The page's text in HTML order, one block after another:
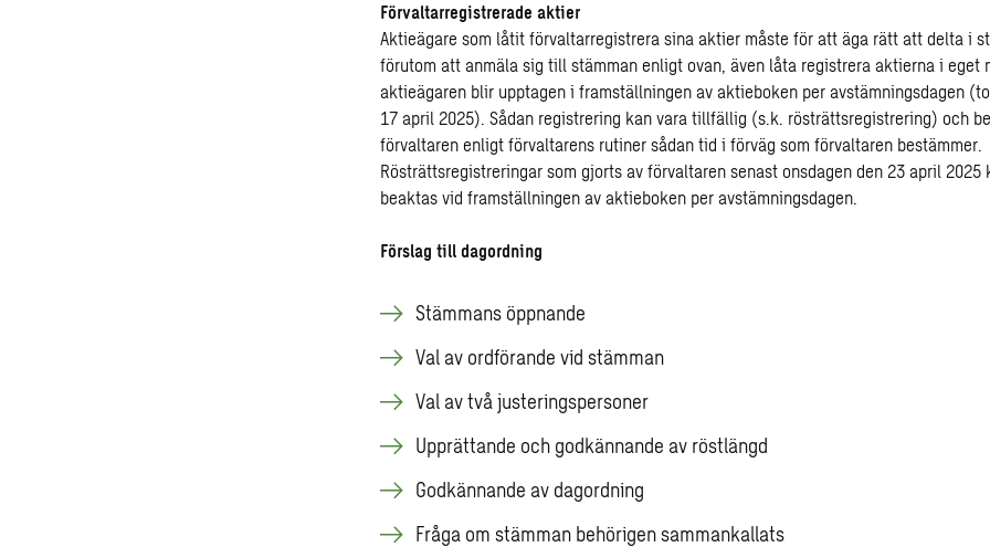
Förvaltarregistrerade aktier
Aktieägare som låtit förvaltarregistrera sina aktier måste för att äga rätt att delta i
förutom att anmäla sig till stämman enligt ovan, även låta registrera aktierna i eget
aktieägaren blir upptagen i framställningen av aktieboken per avstämningsdagen
17 april 2025). Sådan registrering kan vara tillfällig (s.k. rösträttsregistrering) och
förvaltaren enligt förvaltarens rutiner sådan tid i förväg som förvaltaren bestämmer.
Rösträttsregistreringar som gjorts av förvaltaren senast onsdagen den 23 april 2025
beaktas vid framställningen av aktieboken per avstämningsdagen.
Förslag till dagordning
Stämmans öppnande
Val av ordförande vid stämman
Val av två justeringspersoner
Upprättande och godkännande av röstlängd
Godkännande av dagordning
Fråga om stämman behörigen sammankallats